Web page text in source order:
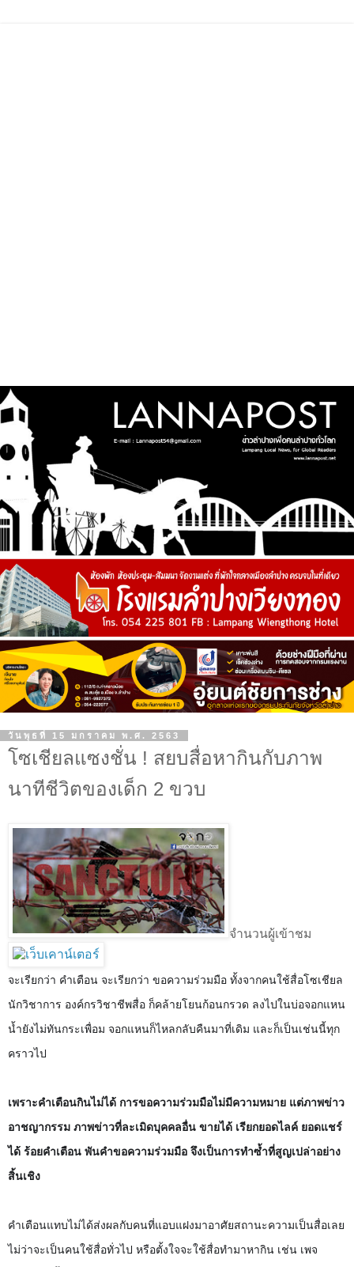
วันพุธที่ 15 มกราคม พ.ศ. 2563
โซเชียลแซงชั่น ! สยบสื่อหากินกับภาพ
นาทีชีวิตของเด็ก 2 ขวบ
จำนวนผู้เข้าชม
จะเรียกว่า คำเตือน จะเรียกว่า ขอความร่วมมือ ทั้งจากคนใช้สื่อโซเชียล
นักวิชาการ องค์กรวิชาชีพสื่อ ก็คล้ายโยนก้อนกรวด ลงไปในบ่อจอกแหน
น้ำยังไม่ทันกระเพื่อม จอกแหนก็ไหลกลับคืนมาที่เดิม และก็เป็นเช่นนี้ทุก
คราวไป
เพราะคำเตือนกินไม่ได้ การขอความร่วมมือไม่มีความหมาย แต่ภาพข่าว
อาชญากรรม ภาพข่าวที่ละเมิดบุคคลอื่น ขายได้ เรียกยอดไลค์ ยอดแชร์
ได้ ร้อยคำเตือน พันคำขอความร่วมมือ จึงเป็นการทำซ้ำที่สูญเปล่าอย่าง
สิ้นเชิง
คำเตือนแทบไม่ได้ส่งผลกับคนที่แอบแฝงมาอาศัยสถานะความเป็นสื่อเลย
ไม่ว่าจะเป็นคนใช้สื่อทั่วไป หรือตั้งใจจะใช้สื่อทำมาหากิน เช่น เพจ